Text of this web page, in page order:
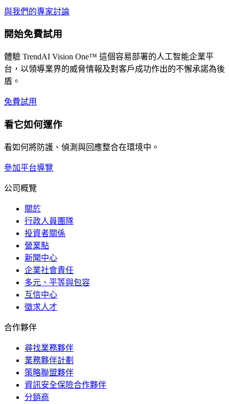
與我們的專家討論
開始免費試用
體驗 TrendAI Vision One™ 這個容易部署的人工智能企業平
台，以領導業界的威脅情報及對客戶成功作出的不懈承諾為後
盾。
免費試用
看它如何運作
看如何將防護、偵測與回應整合在環境中。
參加平台導覽
公司概覽
關於
行政人員團隊
投資者關係
營業點
新聞中心
企業社會責任
多元、平等與包容
互信中心
徵求人才
合作夥伴
尋找業務夥伴
業務夥伴計劃
策略聯盟夥伴
資訊安全保險合作夥伴
分銷商